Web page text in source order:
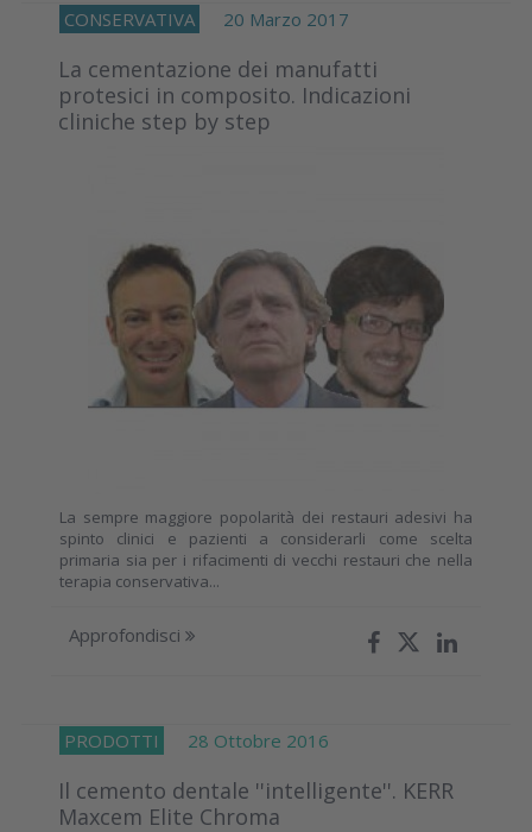
CONSERVATIVA 20 Marzo 2017
La cementazione dei manufatti
protesici in composito. Indicazioni
cliniche step by step
La sempre maggiore popolarità dei restauri adesivi ha
spinto clinici e pazienti a considerarli come scelta
primaria sia per i rifacimenti di vecchi restauri che nella
terapia conservativa...
Approfondisci
PRODOTTI 28 Ottobre 2016
Il cemento dentale ''intelligente''. KERR
Maxcem Elite Chroma